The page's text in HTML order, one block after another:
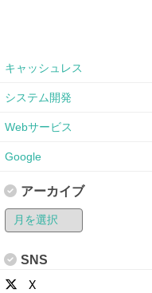
キャッシュレス
システム開発
Webサービス
Google
アーカイブ
SNS
X